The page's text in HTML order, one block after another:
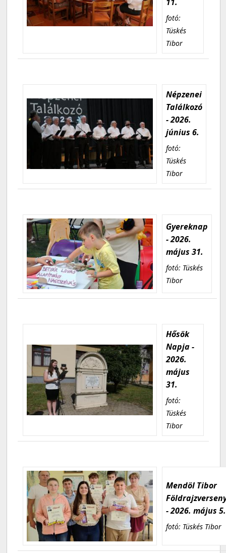
fotó:
Tüskés
Tibor
Népzenei
Találkozó
- 2026.
június 6.
fotó:
Tüskés
Tibor
Gyereknap
- 2026.
május 31.
fotó: Tüskés
Tibor
Hősök
Napja -
2026.
május
31.
fotó:
Tüskés
Tibor
Mendöl Tibor
- 2026. május 5.
fotó: Tüskés Tibor